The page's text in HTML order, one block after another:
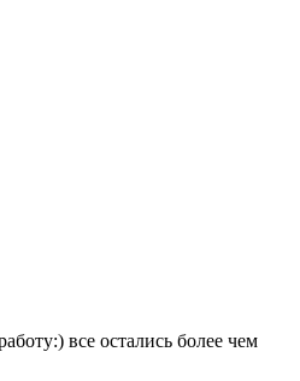
все остались более чем